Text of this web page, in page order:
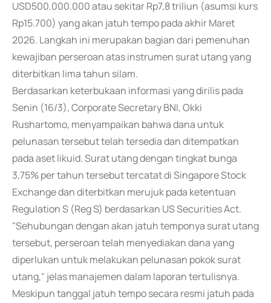
USD500.000.000 atau sekitar Rp7,8 triliun (asumsi kurs
Rp15.700) yang akan jatuh tempo pada akhir Maret
2026. Langkah ini merupakan bagian dari pemenuhan
kewajiban perseroan atas instrumen surat utang yang
diterbitkan lima tahun silam.
Berdasarkan keterbukaan informasi yang dirilis pada
Senin (16/3), Corporate Secretary BNI, Okki
Rushartomo, menyampaikan bahwa dana untuk
pelunasan tersebut telah tersedia dan ditempatkan
pada aset likuid. Surat utang dengan tingkat bunga
3,75% per tahun tersebut tercatat di Singapore Stock
Exchange dan diterbitkan merujuk pada ketentuan
Regulation S (Reg S) berdasarkan US Securities Act.
"Sehubungan dengan akan jatuh temponya surat utang
tersebut, perseroan telah menyediakan dana yang
diperlukan untuk melakukan pelunasan pokok surat
utang," jelas manajemen dalam laporan tertulisnya.
Meskipun tanggal jatuh tempo secara resmi jatuh pada